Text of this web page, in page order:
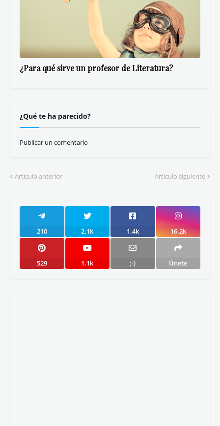
¿Para qué sirve un profesor de Literatura?
¿Qué te ha parecido?
Publicar un comentario
Artículo anterior Artículo siguiente
210 2.1k 1.4k 16.2k
529 1.1k ;-) Únete